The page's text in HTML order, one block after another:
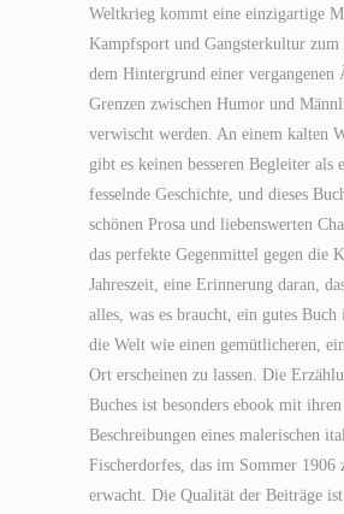
Weltkrieg kommt eine einzigartige
Kampfsport und Gangsterkultur
dem Hintergrund einer vergangenen
Grenzen zwischen Humor und
verwischt werden. An einem kalten
gibt es keinen besseren Begleiter als
fesselnde Geschichte, und dieses
schönen Prosa und liebenswerten
das perfekte Gegenmittel gegen die
Jahreszeit, eine Erinnerung daran,
alles, was es braucht, ein gutes Buch
die Welt wie einen gemütlicheren,
Ort erscheinen zu lassen. Die
Buches ist besonders ebook mit
Beschreibungen eines malerischen
Fischerdorfes, das im Sommer 1906
erwacht. Die Qualität der Beiträge